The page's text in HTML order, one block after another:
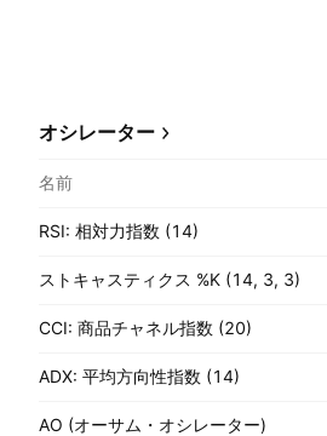
オシレーター
名前
RSI: 相対力指数 (14)
ストキャスティクス %K (14, 3, 3)
CCI: 商品チャネル指数 (20)
ADX: 平均方向性指数 (14)
AO (オーサム・オシレーター)